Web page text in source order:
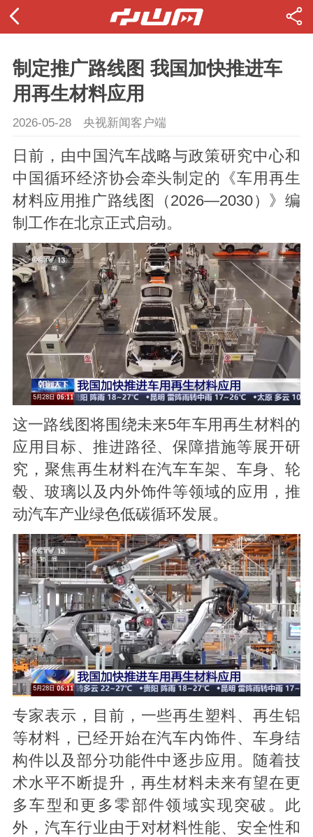
制定推广路线图 我国加快推进车
用再生材料应用
2026-05-28 央视新闻客户端
日前，由中国汽车战略与政策研究中心和
中国循环经济协会牵头制定的《车用再生
材料应用推广路线图（2026—2030）》编
制工作在北京正式启动。
这一路线图将围绕未来5年车用再生材料的
应用目标、推进路径、保障措施等展开研
究，聚焦再生材料在汽车车架、车身、轮
毂、玻璃以及内外饰件等领域的应用，推
动汽车产业绿色低碳循环发展。
专家表示，目前，一些再生塑料、再生铝
等材料，已经开始在汽车内饰件、车身结
构件以及部分功能件中逐步应用。随着技
术水平不断提升，再生材料未来有望在更
多车型和更多零部件领域实现突破。此
外，汽车行业由于对材料性能、安全性和